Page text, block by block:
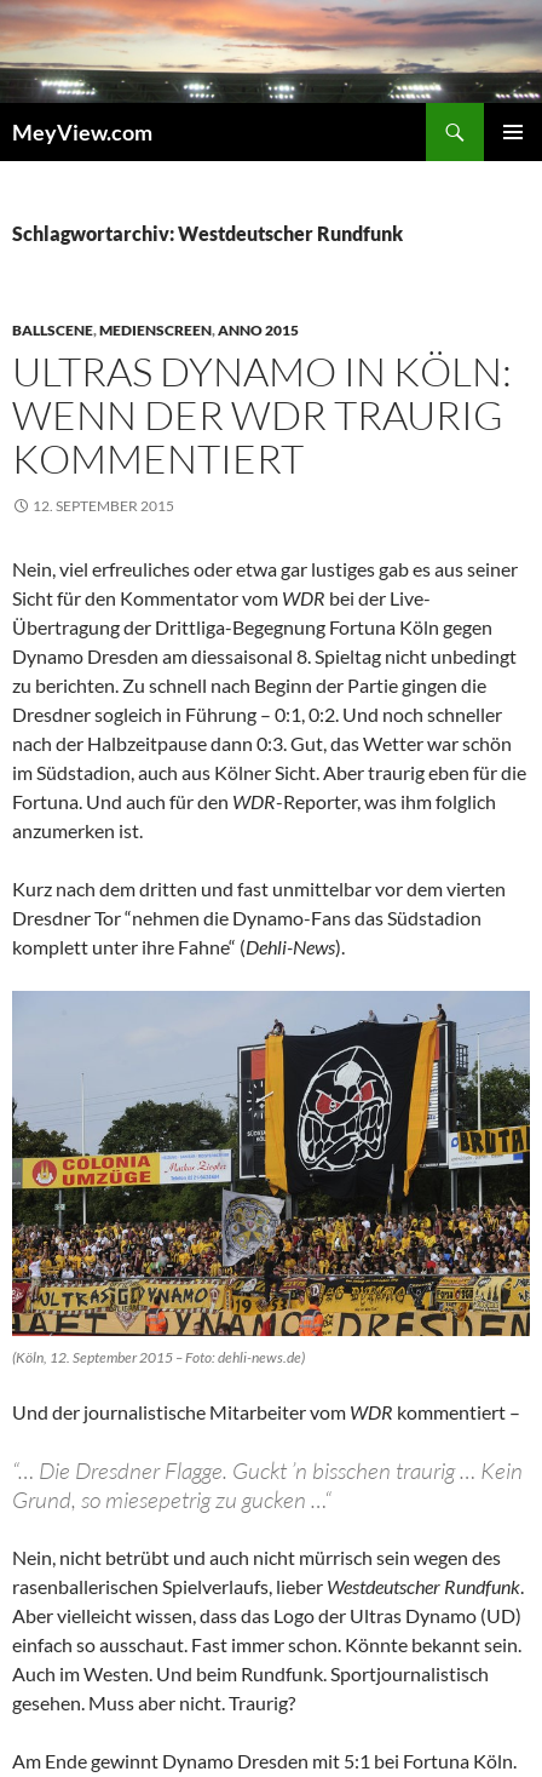
Zum
Inhalt
springen
MeyView.com
Schlagwortarchiv: Westdeutscher Rundfunk
BALLSCENE,MEDIENSCREEN,ANNO 2015
ULTRAS DYNAMO IN KÖLN:
WENN DER WDR TRAURIG
KOMMENTIERT
12. SEPTEMBER 2015
Nein, viel erfreuliches oder etwa gar lustiges gab es aus seiner
Sicht für den Kommentator vom WDR bei der Live-
Übertragung der Drittliga-Begegnung Fortuna Köln gegen
Dynamo Dresden am diessaisonal 8. Spieltag nicht unbedingt
zu berichten. Zu schnell nach Beginn der Partie gingen die
Dresdner sogleich in Führung – 0:1, 0:2. Und noch schneller
nach der Halbzeitpause dann 0:3. Gut, das Wetter war schön
im Südstadion, auch aus Kölner Sicht. Aber traurig eben für die
Fortuna. Und auch für den WDR-Reporter, was ihm folglich
anzumerken ist.
Kurz nach dem dritten und fast unmittelbar vor dem vierten
Dresdner Tor “nehmen die Dynamo-Fans das Südstadion
komplett unter ihre Fahne“ (Dehli-News).
(Köln, 12. September 2015 – Foto: dehli-news.de)
Und der journalistische Mitarbeiter vom WDR kommentiert –
“… Die Dresdner Flagge. Guckt ’n bisschen traurig … Kein
Grund, so miesepetrig zu gucken …“
Nein, nicht betrübt und auch nicht mürrisch sein wegen des
rasenballerischen Spielverlaufs, lieber Westdeutscher Rundfunk.
Aber vielleicht wissen, dass das Logo der Ultras Dynamo (UD)
einfach so ausschaut. Fast immer schon. Könnte bekannt sein.
Auch im Westen. Und beim Rundfunk. Sportjournalistisch
gesehen. Muss aber nicht. Traurig?
Am Ende gewinnt Dynamo Dresden mit 5:1 bei Fortuna Köln.